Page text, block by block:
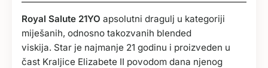
Royal Salute 21YO apsolutni dragulj u kategoriji
miješanih, odnosno takozvanih blended
viskija. Star je najmanje 21 godinu i proizveden u
čast Kraljice Elizabete II povodom dana njenog